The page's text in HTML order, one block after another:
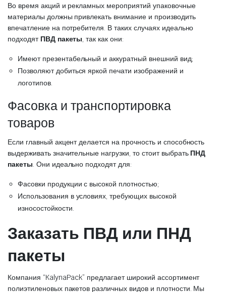
Во время акций и рекламных мероприятий упаковочные
материалы должны привлекать внимание и производить
впечатление на потребителя. В таких случаях идеально
подходят ПВД пакеты, так как они:
Имеют презентабельный и аккуратный внешний вид;
Позволяют добиться яркой печати изображений и
логотипов.
Фасовка и транспортировка
товаров
Если главный акцент делается на прочность и способность
выдерживать значительные нагрузки, то стоит выбрать ПНД
пакеты. Они идеально подходят для:
Фасовки продукции с высокой плотностью;
Использования в условиях, требующих высокой
износостойкости.
Заказать ПВД или ПНД
пакеты
Компания “KalynaPack” предлагает широкий ассортимент
полиэтиленовых пакетов различных видов и плотности. Мы